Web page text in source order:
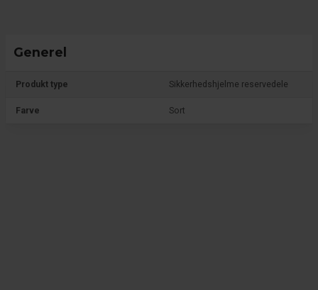
Generel
Produkt type Sikkerhedshjelme reservedele
Farve Sort